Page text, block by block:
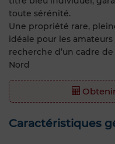
toute sérénité.
Une propriété rare,
idéale pour les
recherche d’un cadre
Nord
Caractéristiques